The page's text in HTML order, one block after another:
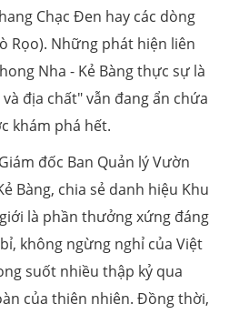
Chạc Đen hay các dòng
Rọo). Những phát hiện liên
Nha - Kẻ Bàng thực sự là
địa chất" vẫn đang ẩn chứa
khám phá hết.
đốc Ban Quản lý Vườn
Bàng, chia sẻ danh hiệu Khu
là phần thưởng xứng đáng
không ngừng nghỉ của Việt
suốt nhiều thập kỷ qua
của thiên nhiên. Đồng thời,